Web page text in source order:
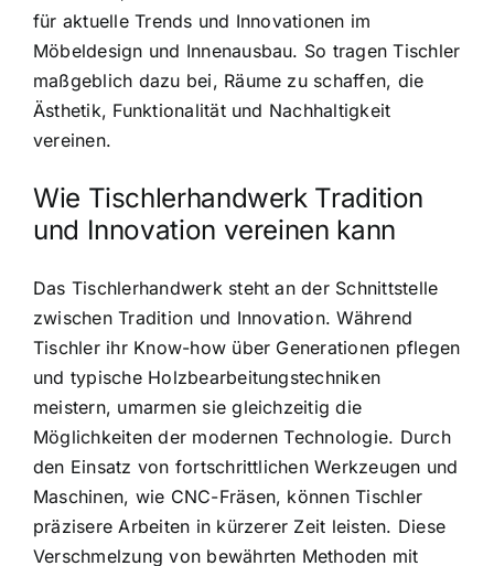
für aktuelle Trends und Innovationen im
Möbeldesign und Innenausbau. So tragen Tischler
maßgeblich dazu bei, Räume zu schaffen, die
Ästhetik, Funktionalität und Nachhaltigkeit
vereinen.
Wie Tischlerhandwerk Tradition
und Innovation vereinen kann
Das Tischlerhandwerk steht an der Schnittstelle
zwischen Tradition und Innovation. Während
Tischler ihr Know-how über Generationen pflegen
und typische Holzbearbeitungstechniken
meistern, umarmen sie gleichzeitig die
Möglichkeiten der modernen Technologie. Durch
den Einsatz von fortschrittlichen Werkzeugen und
Maschinen, wie CNC-Fräsen, können Tischler
präzisere Arbeiten in kürzerer Zeit leisten. Diese
Verschmelzung von bewährten Methoden mit